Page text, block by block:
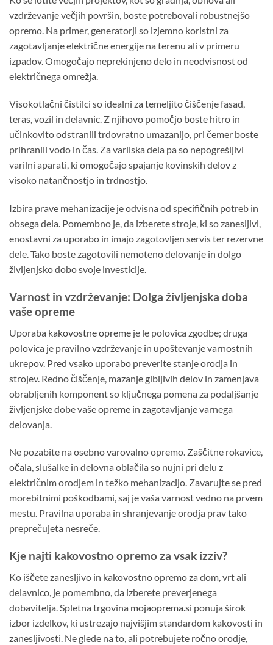
vzdrževanje večjih površin, boste potrebovali robustnejšo
opremo. Na primer, generatorji so izjemno koristni za
zagotavljanje električne energije na terenu ali v primeru
izpadov. Omogočajo neprekinjeno delo in neodvisnost od
električnega omrežja.
Visokotlačni čistilci so idealni za temeljito čiščenje fasad,
teras, vozil in delavnic. Z njihovo pomočjo boste hitro in
učinkovito odstranili trdovratno umazanijo, pri čemer boste
prihranili vodo in čas. Za varilska dela pa so nepogrešljivi
varilni aparati, ki omogočajo spajanje kovinskih delov z
visoko natančnostjo in trdnostjo.
Izbira prave mehanizacije je odvisna od specifičnih potreb in
obsega dela. Pomembno je, da izberete stroje, ki so zanesljivi,
enostavni za uporabo in imajo zagotovljen servis ter rezervne
dele. Tako boste zagotovili nemoteno delovanje in dolgo
življenjsko dobo svoje investicije.
Varnost in vzdrževanje: Dolga življenjska doba
vaše opreme
Uporaba kakovostne opreme je le polovica zgodbe; druga
polovica je pravilno vzdrževanje in upoštevanje varnostnih
ukrepov. Pred vsako uporabo preverite stanje orodja in
strojev. Redno čiščenje, mazanje gibljivih delov in zamenjava
obrabljenih komponent so ključnega pomena za podaljšanje
življenjske dobe vaše opreme in zagotavljanje varnega
delovanja.
Ne pozabite na osebno varovalno opremo. Zaščitne rokavice,
očala, slušalke in delovna oblačila so nujni pri delu z
električnim orodjem in težko mehanizacijo. Zavarujte se pred
morebitnimi poškodbami, saj je vaša varnost vedno na prvem
mestu. Pravilna uporaba in shranjevanje orodja prav tako
preprečujeta nesreče.
Kje najti kakovostno opremo za vsak izziv?
Ko iščete zanesljivo in kakovostno opremo za dom, vrt ali
delavnico, je pomembno, da izberete preverjenega
dobavitelja. Spletna trgovina mojaoprema.si ponuja širok
izbor izdelkov, ki ustrezajo najvišjim standardom kakovosti in
zanesljivosti. Ne glede na to, ali potrebujete ročno orodje,